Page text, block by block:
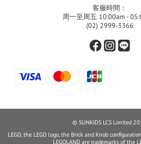
客服時間：
周一至周五 10:00am -
(02) 2999-3366
© SUNKIDS LCS Limited
LEGO, the LEGO logo, the Brick and Knob
LEGOLAND are trademarks of the